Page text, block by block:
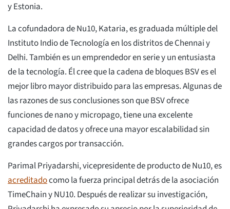
y Estonia.
La cofundadora de Nu10, Kataria, es graduada múltiple del
Instituto Indio de Tecnología en los distritos de Chennai y
Delhi. También es un emprendedor en serie y un entusiasta
de la tecnología. Él cree que la cadena de bloques BSV es el
mejor libro mayor distribuido para las empresas. Algunas de
las razones de sus conclusiones son que BSV ofrece
funciones de nano y micropago, tiene una excelente
capacidad de datos y ofrece una mayor escalabilidad sin
grandes cargos por transacción.
Parimal Priyadarshi, vicepresidente de producto de Nu10, es
acreditadocomo la fuerza principal detrás de la asociación
TimeChain y NU10. Después de realizar su investigación,